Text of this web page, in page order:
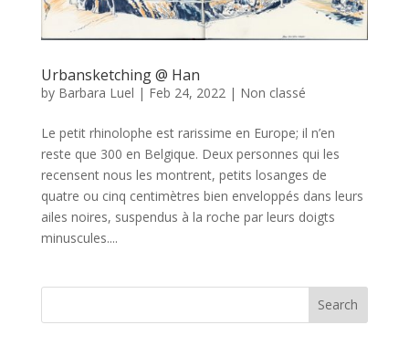
Urbansketching @ Han
by Barbara Luel | Feb 24, 2022 | Non classé
Le petit rhinolophe est rarissime en Europe; il n’en
reste que 300 en Belgique. Deux personnes qui les
recensent nous les montrent, petits losanges de
quatre ou cinq centimètres bien enveloppés dans leurs
ailes noires, suspendus à la roche par leurs doigts
minuscules....